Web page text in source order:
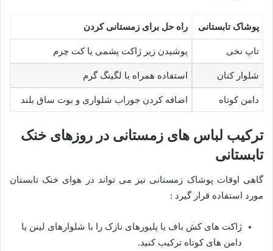
پوشاک تابستانی راه حل برای زمستانی کردن
تاپ نخی پوشیدن زیر ژاکت پشمی یا کت چرم
شلوار کتان استفاده همراه با لگینگ گرم
دامن کوتاه اضافه کردن جوراب شلواری و بوت ساق بلند
ترکیب لباس های زمستانی در روزهای خنک
تابستانی
گاهی اوقات پوشاک زمستانی نیز می تواند در هوای خنک تابستان
مورد استفاده قرار گیرد :
ژاکت های کش باف یا پلیورهای نازک را با شلوارهای لینن یا
دامن های کوتاه ترکیب کنید.